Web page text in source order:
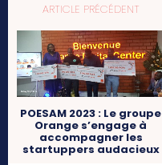
ARTICLE PRÉCÉDENT
POESAM 2023 : Le groupe
Orange s’engage à
accompagner les
startuppers audacieux